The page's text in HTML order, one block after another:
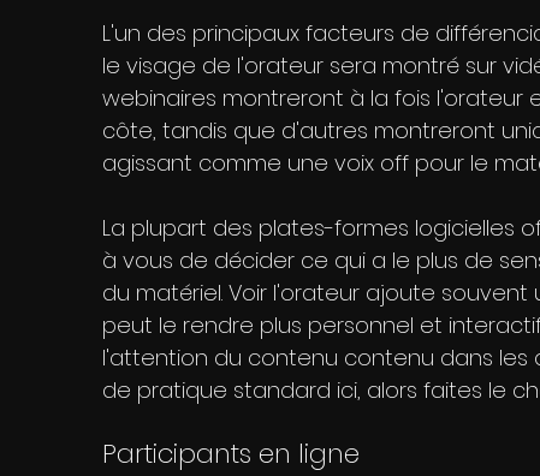
L'un des principaux facteurs de
le visage de l'orateur sera montré sur
webinaires montreront à la fois
côte, tandis que d'autres montreront
agissant comme une voix off pour le
La plupart des plates-formes logicielles
à vous de décider ce qui a le plus de
du matériel. Voir l'orateur ajoute
peut le rendre plus personnel et
l'attention du contenu contenu dans les
de pratique standard ici, alors faites le
Participants en ligne